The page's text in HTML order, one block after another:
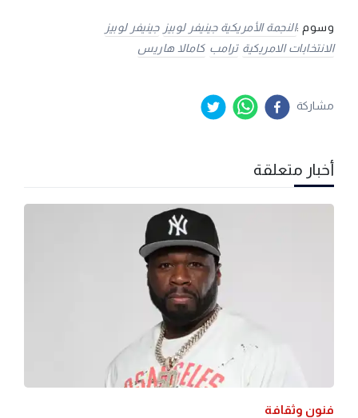
وسوم :النجمة الأمريكية جينيفر لوبيز جينيفر لوبيز
الانتخابات الامريكية ترامب كامالا هاريس
مشاركة
أخبار متعلقة
فنون وثقافة